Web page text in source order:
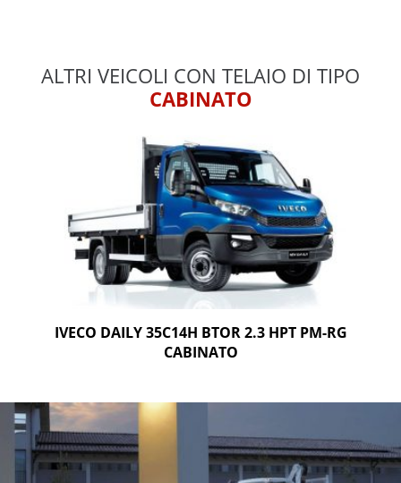
ALTRI VEICOLI CON TELAIO DI TIPO
CABINATO
IVECO DAILY 35C14H BTOR 2.3 HPT PM-RG
CABINATO